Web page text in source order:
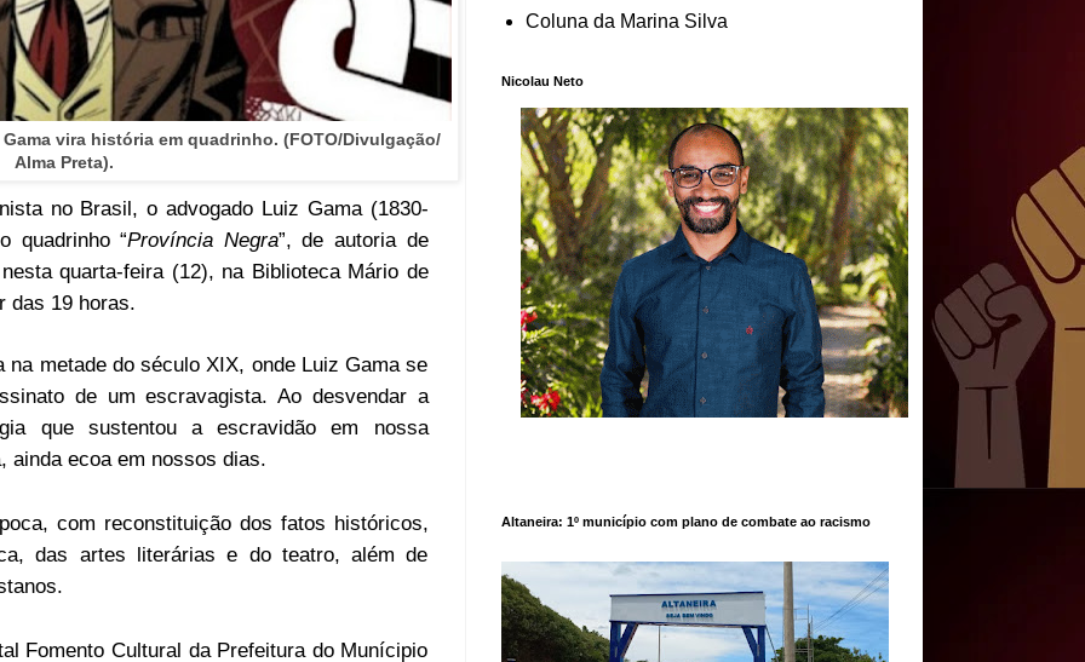
vira história em quadrinho. (FOTO/Divulgação/
Alma Preta).
no Brasil, o advogado Luiz Gama (1830-
quadrinho “Província Negra”, de autoria de
quarta-feira (12), na Biblioteca Mário de
das 19 horas.
metade do século XIX, onde Luiz Gama se
de um escravagista. Ao desvendar a
que sustentou a escravidão em nossa
ainda ecoa em nossos dias.
com reconstituição dos fatos históricos,
das artes literárias e do teatro, além de
Fomento Cultural da Prefeitura do Munícipio
Coluna da Marina Silva
Nicolau Neto
Altaneira: 1º município com plano de combate ao racismo